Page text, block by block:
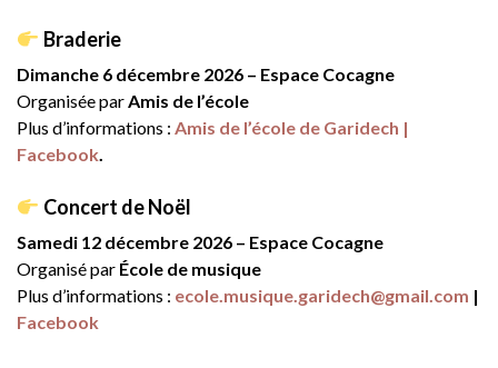
Braderie
Dimanche 6 décembre 2026 – Espace Cocagne
Organisée parAmis de l’école
Plus d’informations : Amis de l’école de Garidech |
Facebook.
Concert de Noël
Samedi 12 décembre 2026 – Espace Cocagne
Organisé par École de musique
Plus d’informations : ecole.musique.garidech@gmail.com |
Facebook